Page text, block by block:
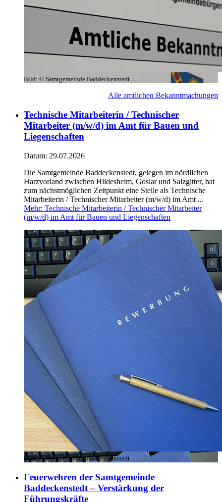
Bild: © Samtgemeinde Baddeckenstedt
Alle amtlichen Bekanntmachungen
Technische Mitarbeiterin / Technischer
Mitarbeiter (m/w/d) im Amt für Bauen und
Liegenschaften
Datum: 29.07.2026
Die Samtgemeinde Baddeckenstedt, gelegen im nördlichen
Harzvorland zwischen Hildesheim, Goslar und Salzgitter, hat
zum nächstmöglichen Zeitpunkt eine Stelle als Technische
Mitarbeiterin / Technischer Mitarbeiter (m/w/d) im Amt ...
Mehr: Technische Mitarbeiterin / Technischer Mitarbeiter
(m/w/d) im Amt für Bauen und Liegenschaften
Bild:© Samtgemeinde Baddeckenstedt
Feuerwehren der Samtgemeinde
Baddeckenstedt – Verstärkung der
Führungskräfte